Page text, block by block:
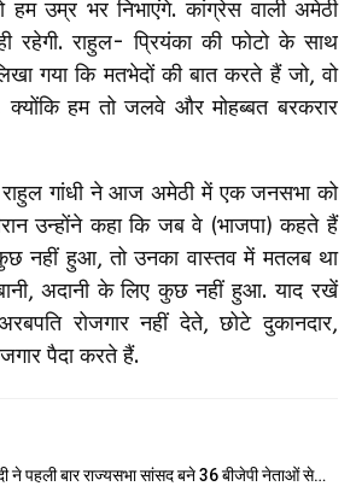
हम उम्र भर निभाएंगे. कांग्रेस वाली अमेठी
रहेगी. राहुल- प्रियंका की फोटो के साथ
गया कि मतभेदों की बात करते हैं जो, वो
हम तो जलवे और मोहब्बत बरकरार
राहुल गांधी ने आज अमेठी में एक जनसभा को
उन्होंने कहा कि जब वे (भाजपा) कहते हैं
नहीं हुआ, तो उनका वास्तव में मतलब था
अदानी के लिए कुछ नहीं हुआ. याद रखें
रोजगार नहीं देते, छोटे दुकानदार,
पैदा करते हैं.
ने पहली बार राज्यसभा सांसद बने 36 बीजेपी नेताओं से…